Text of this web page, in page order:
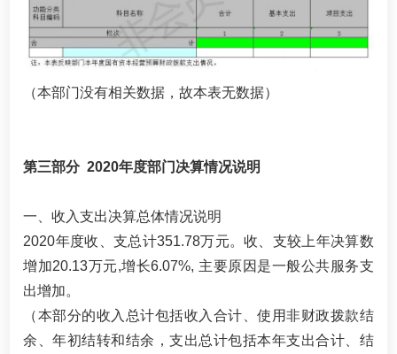
（本部门没有相关数据，故本表无数据）
第三部分 2020年度部门决算情况说明
一、收入支出决算总体情况说明
2020年度收、支总计351.78万元。收、支较上年决算数
增加20.13万元,增长6.07%, 主要原因是一般公共服务支
出增加。
（本部分的收入总计包括收入合计、使用非财政拨款结
余、年初结转和结余，支出总计包括本年支出合计、结